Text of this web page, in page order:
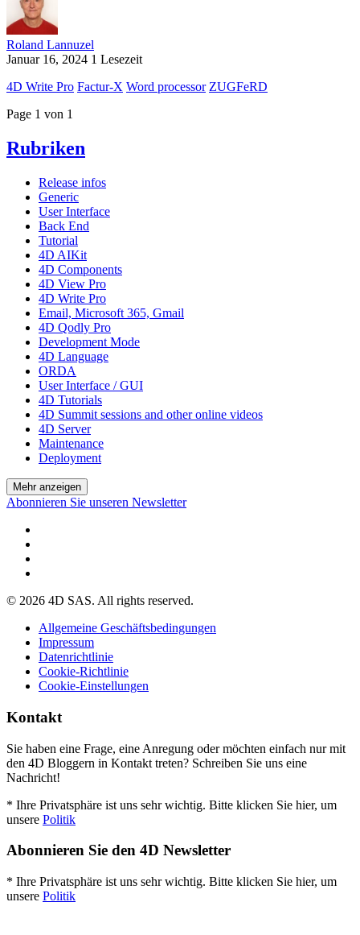
Roland Lannuzel
Januar 16, 2024 1 Lesezeit
4D Write Pro Factur-X Word processor ZUGFeRD
Page 1 von 1
Rubriken
Release infos
Generic
User Interface
Back End
Tutorial
4D AIKit
4D Components
4D View Pro
4D Write Pro
Email, Microsoft 365, Gmail
4D Qodly Pro
Development Mode
4D Language
ORDA
User Interface / GUI
4D Tutorials
4D Summit sessions and other online videos
4D Server
Maintenance
Deployment
Mehr anzeigen
Abonnieren Sie unseren Newsletter
© 2026 4D SAS. All rights reserved.
Allgemeine Geschäftsbedingungen
Impressum
Datenrichtlinie
Cookie-Richtlinie
Cookie-Einstellungen
Kontakt
Sie haben eine Frage, eine Anregung oder möchten einfach nur mit
den 4D Bloggern in Kontakt treten? Schreiben Sie uns eine
Nachricht!
* Ihre Privatsphäre ist uns sehr wichtig. Bitte klicken Sie hier, um
unsere Politik
Abonnieren Sie den 4D Newsletter
* Ihre Privatsphäre ist uns sehr wichtig. Bitte klicken Sie hier, um
unsere Politik